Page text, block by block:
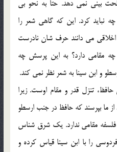
بینی نمی دهد. حتا به نحو بی
نباید کرد. این که گاهی شعر را
می دانند حرف شان نادرست
مقامی دارد؟ به این پرسش چه
و ابن سینا به شعر نظر نمی کند.
تنزل قدر و مقام اوست. زیرا
ما بپرسند که حافظ در جنب ارسطو
مقامی ندارد. یک شرق شناس
را با ابن سینا قیاس کرده و